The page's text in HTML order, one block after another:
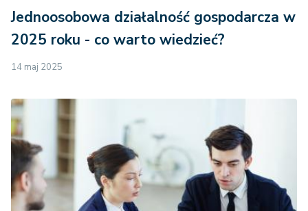
Jednoosobowa działalność gospodarcza w
2025 roku - co warto wiedzieć?
14 maj 2025